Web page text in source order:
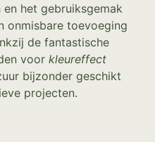
en het gebruiksgemak
onmisbare toevoeging
de fantastische
voor kleureffect
bijzonder geschikt
projecten.